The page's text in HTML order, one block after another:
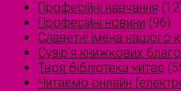
Професійні навчання
Професійні новини (96)
Славетні імена нашого
Сузірʼя книжкових
Твоя бібліотека читає
Читаємо онлайн